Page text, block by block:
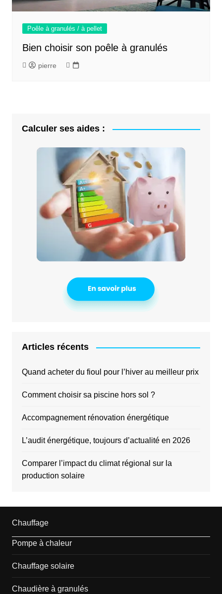
Poêle à granulés / à pellet
Bien choisir son poêle à granulés
pierre
Calculer ses aides :
Articles récents
Quand acheter du fioul pour l’hiver au meilleur prix
Comment choisir sa piscine hors sol ?
Accompagnement rénovation énergétique
L’audit énergétique, toujours d’actualité en 2026
Comparer l’impact du climat régional sur la
production solaire
Chauffage
Pompe à chaleur
Chauffage solaire
Chaudière à granulés